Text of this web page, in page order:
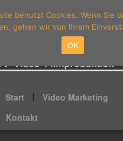
Start
Video Marketing
Kontakt
benutzt Cookies. Wenn Sie
gehen wir von Ihrem
OK